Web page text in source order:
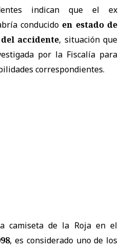
indican que el ex
conducido en estado de
accidente, situación que
por la Fiscalía para
correspondientes.
camiseta de la Roja en el
, es considerado uno de los